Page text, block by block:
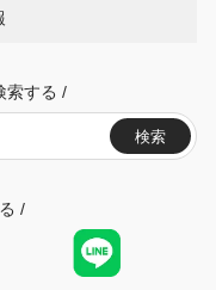
索する /
検索
/